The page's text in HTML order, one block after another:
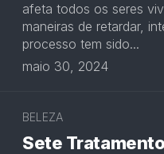
afeta todos os seres
maneiras de retardar,
processo tem sido...
maio 30, 2024
BELEZA
Sete